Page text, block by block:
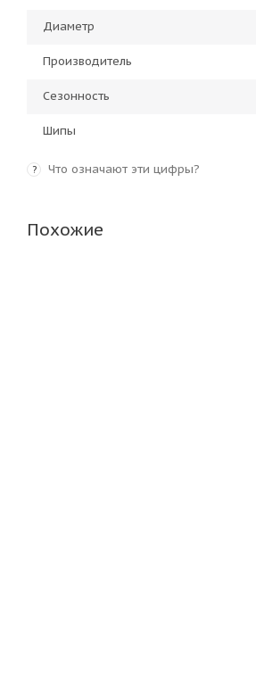
Диаметр
Производитель
Сезонность
Шипы
? Что означают эти цифры?
Похожие